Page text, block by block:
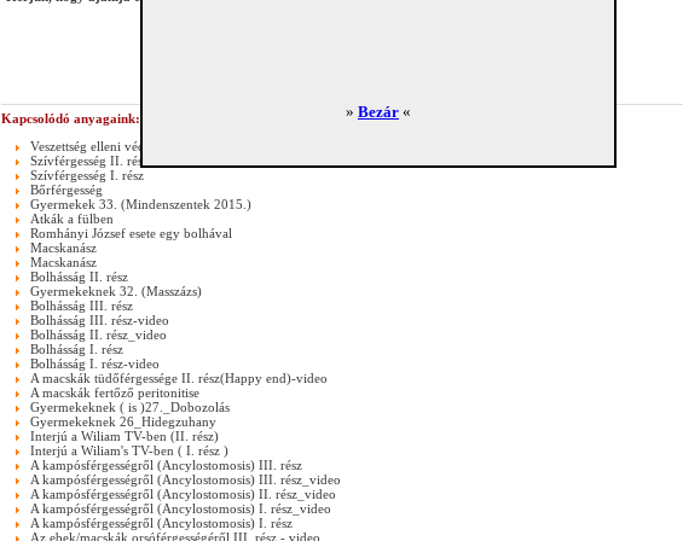
» Bezár «
Kapcsolódó anyagaink:
Veszettség elleni védőoltás
Szívférgesség II. rész
Szívférgesség I. rész
Bőrférgesség
Gyermekek 33. (Mindenszentek 2015.)
Atkák a fülben
Romhányi József esete egy bolhával
Macskanász
Macskanász
Bolhásság II. rész
Gyermekeknek 32. (Masszázs)
Bolhásság III. rész
Bolhásság III. rész-video
Bolhásság II. rész_video
Bolhásság I. rész
Bolhásság I. rész-video
A macskák tüdőférgessége II. rész(Happy end)-video
A macskák fertőző peritonitise
Gyermekeknek ( is )27._Dobozolás
Gyermekeknek 26_Hidegzuhany
Interjú a Wiliam TV-ben (II. rész)
Interjú a Wiliam's TV-ben ( I. rész )
A kampósférgességről (Ancylostomosis) III. rész
A kampósférgességről (Ancylostomosis) III. rész_video
A kampósférgességről (Ancylostomosis) II. rész_video
A kampósférgességről (Ancylostomosis) I. rész_video
A kampósférgességről (Ancylostomosis) I. rész
Az ebek/macskák orsóférgességéről III. rész - video